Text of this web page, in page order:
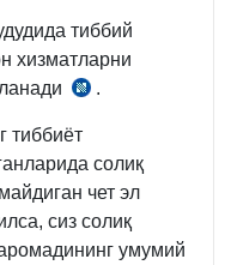
тиббий
хизматларни
СК
2-
.
тиббиёт
солиқ
чет эл
сиз солиқ
умумий